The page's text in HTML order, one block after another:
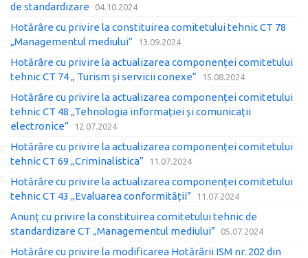
de standardizare
04.10.2024
Hotărâre cu privire la constituirea comitetului tehnic CT 78
„Managementul mediului”
13.09.2024
Hotărâre cu privire la actualizarea componenței comitetului
tehnic CT 74 „ Turism și servicii conexe”
15.08.2024
Hotărâre сu privire la actualizarea componenței comitetului
tehnic CT 48 „Tehnologia informației și comunicații
electronice”
12.07.2024
Hotărâre cu privire la actualizarea componenței comitetului
tehnic CT 69 „Criminalistica”
11.07.2024
Hotărâre cu privire la actualizarea componenței comitetului
tehnic CT 43 „Evaluarea conformității”
11.07.2024
Anunț cu privire la constituirea comitetului tehnic de
standardizare CT „Managementul mediului”
05.07.2024
Hotărâre cu privire la modificarea Hotărârii ISM nr. 202 din